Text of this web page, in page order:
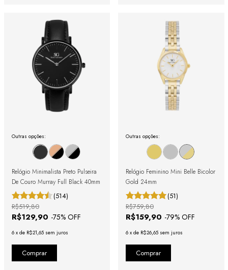
Outras opções:
Relógio Minimalista Preto Pulseira
De Couro Murray Full Black 40mm
(514)
R$129,90 -75% OFF
R$519,80
6 x de R$21,65 sem juros
Outras opções:
Relógio Feminino Mini Belle Bicolor
Gold 24mm
(51)
R$159,90 -79% OFF
R$759,80
6 x de R$26,65 sem juros